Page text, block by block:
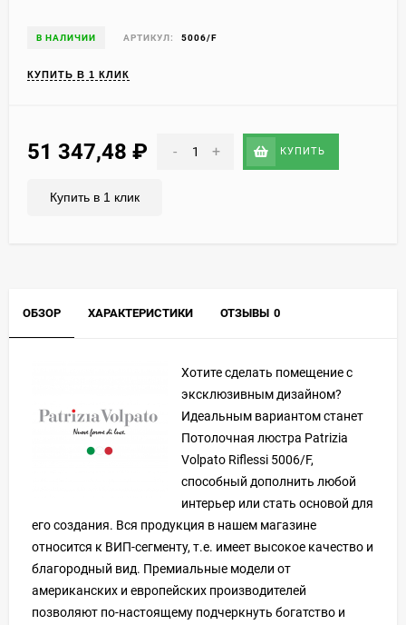
В НАЛИЧИИ АРТИКУЛ: 5006/F
КУПИТЬ В 1 КЛИК
51 347,48 ₽ - + КУПИТЬ
Купить в 1 клик
ОБЗОР ХАРАКТЕРИСТИКИ ОТЗЫВЫ 0
Хотите сделать помещение с
эксклюзивным дизайном?
Идеальным вариантом станет
Потолочная люстра Patrizia
Volpato Riflessi 5006/F,
способный дополнить любой
интерьер или стать основой для
его создания. Вся продукция в нашем магазине
относится к ВИП-сегменту, т.е. имеет высокое качество и
благородный вид. Премиальные модели от
американских и европейских производителей
позволяют по-настоящему подчеркнуть богатство и